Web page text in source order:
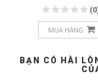
MUA HÀNG
BẠN CÓ HÀI